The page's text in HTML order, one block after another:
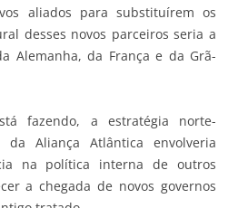
aliados para substituírem os
desses novos parceiros seria a
Alemanha, da França e da Grã-
fazendo, a estratégia norte-
Aliança Atlântica envolveria
na política interna de outros
a chegada de novos governos